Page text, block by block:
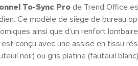
To-Sync Pro de Trend Office
Ce modèle de siège de bureau
ainsi que d’un renfort
conçu avec une assise en tissu
noir) ou gris platine (fauteuil